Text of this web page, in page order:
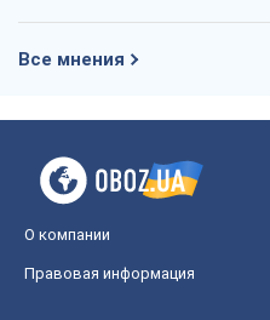
Все мнения
О компании
Правовая информация